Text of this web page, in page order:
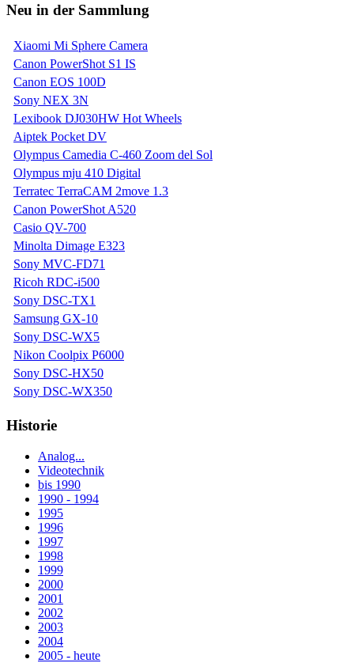
Neu in der Sammlung
Xiaomi Mi Sphere Camera
Canon PowerShot S1 IS
Canon EOS 100D
Sony NEX 3N
Lexibook DJ030HW Hot Wheels
Aiptek Pocket DV
Olympus Camedia C-460 Zoom del Sol
Olympus mju 410 Digital
Terratec TerraCAM 2move 1.3
Canon PowerShot A520
Casio QV-700
Minolta Dimage E323
Sony MVC-FD71
Ricoh RDC-i500
Sony DSC-TX1
Samsung GX-10
Sony DSC-WX5
Nikon Coolpix P6000
Sony DSC-HX50
Sony DSC-WX350
Historie
Analog...
Videotechnik
bis 1990
1990 - 1994
1995
1996
1997
1998
1999
2000
2001
2002
2003
2004
2005 - heute